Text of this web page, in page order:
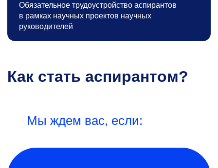
Обязательное трудоустройство аспирантов
в рамках научных проектов научных
руководителей
Как стать аспирантом?
Мы ждем вас, если: